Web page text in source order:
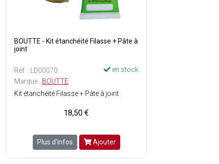
BOUTTE - Kit étanchéité Filasse + Pâte à
joint
Réf. : LD00070
en stock
Marque : BOUTTE
Kit étanchéité Filasse + Pâte à joint
18,50 €
Plus d'infos Ajouter